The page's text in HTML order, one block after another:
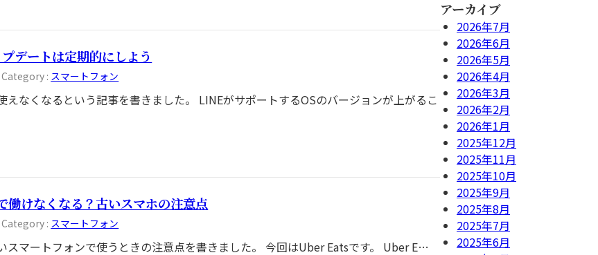
デートは定期的にしよう
Category : スマートフォン
えなくなるという記事を書きました。 LINEがサポートするOSのバージョンが上がるこ
けなくなる？古いスマホの注意点
Category : スマートフォン
スマートフォンで使うときの注意点を書きました。 今回はUber Eatsです。 Uber E…
アーカイブ
2026年7月
2026年6月
2026年5月
2026年4月
2026年3月
2026年2月
2026年1月
2025年12月
2025年11月
2025年10月
2025年9月
2025年8月
2025年7月
2025年6月